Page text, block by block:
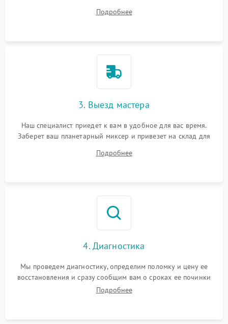
Подробнее
3. Выезд мастера
Наш специалист приедет к вам в удобное для вас время.
Заберет ваш планетарный миксер и привезет на склад для
Подробнее
4. Диагностика
Мы проведем диагностику, определим поломку и цену ее
восстановления и сразу сообщим вам о сроках ее починки
Подробнее